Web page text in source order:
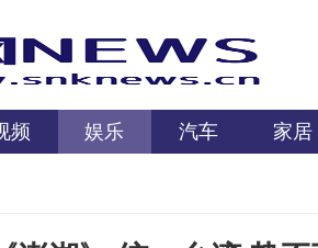
频 娱乐 汽车 家居